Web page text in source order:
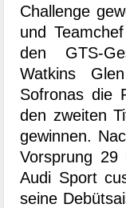
Challenge
und
den GTS-
Watkins
Sofronas die
den zweiten
gewinnen.
Vorsprung 29
Audi Sport
seine